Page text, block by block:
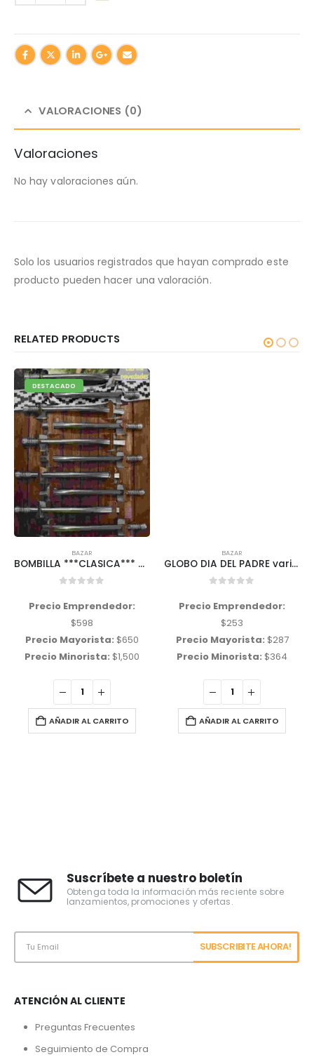
VALORACIONES (0)
Valoraciones
No hay valoraciones aún.
Solo los usuarios registrados que hayan comprado este
producto pueden hacer una valoración.
RELATED PRODUCTS
FECHAS ESPECIALES
DESTACADO
BAZAR
BOMBILLA ***CLASICA*** REFORZADA ALTA CALIDAD
Precio Emprendedor:
$598
Precio Mayorista: $650
Precio Minorista: $1,500
AÑADIR AL CARRITO
BAZAR
GLOBO DIA DEL PADRE variedad de diseños
Precio Emprendedor:
$253
Precio Mayorista: $287
Precio Minorista: $364
AÑADIR AL CARRITO
Suscríbete a nuestro boletín
Obtenga toda la información más reciente sobre
lanzamientos, promociones y ofertas.
ATENCIÓN AL CLIENTE
Preguntas Frecuentes
Seguimiento de Compra